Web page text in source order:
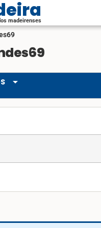
madeirenses
arrow_drop_down